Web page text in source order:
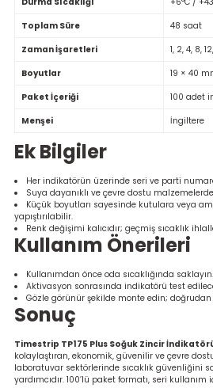
Toplam Süre
48 saat
Zaman İşaretleri
1, 2, 4, 8,
Boyutlar
19 × 40
Paket İçeriği
100 adet
Menşei
İngiltere
Ek Bilgiler
Her indikatörün üzerinde seri ve parti
Suya dayanıklı ve çevre dostu
Küçük boyutları sayesinde kutulara veya
yapıştırılabilir.
Renk değişimi kalıcıdır; geçmiş sıcaklık
Kullanım Önerileri
Kullanımdan önce oda sıcaklığında saklayın.
Aktivasyon sonrasında indikatörü test
Gözle görünür şekilde monte edin; doğrudan
Sonuç
Timestrip TP175 Plus Soğuk Zincir
kolaylaştıran, ekonomik, güvenilir ve çevre
laboratuvar sektörlerinde sıcaklık güvenliğini
yardımcıdır. 100’lü paket formatı, seri